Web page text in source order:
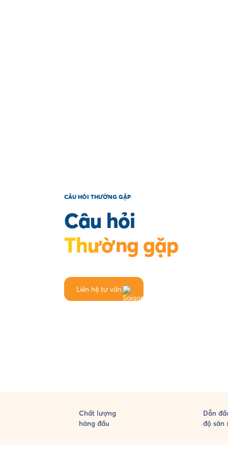
CÂU HỎI THƯỜNG GẶP
Câu hỏi
Thường gặp
Liên hệ tư vấn
Chất lượng
hàng đầu
Dẫn
độ sản